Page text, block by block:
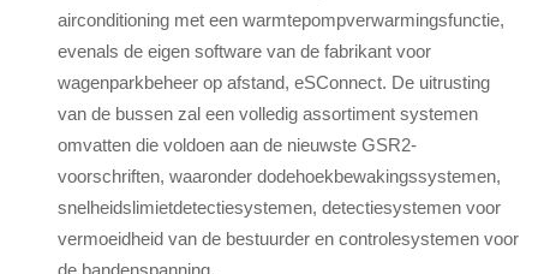
airconditioning met een warmtepompverwarmingsfunctie,
evenals de eigen software van de fabrikant voor
wagenparkbeheer op afstand, eSConnect. De uitrusting
van de bussen zal een volledig assortiment systemen
omvatten die voldoen aan de nieuwste GSR2-
voorschriften, waaronder dodehoekbewakingssystemen,
snelheidslimietdetectiesystemen, detectiesystemen voor
vermoeidheid van de bestuurder en controlesystemen voor
de bandenspanning.